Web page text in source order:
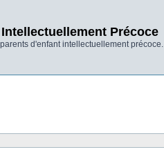
Précoce
d'enfant intellectuellement précoce.